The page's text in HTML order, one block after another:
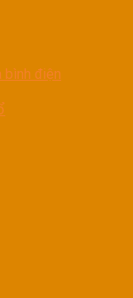
bình điện